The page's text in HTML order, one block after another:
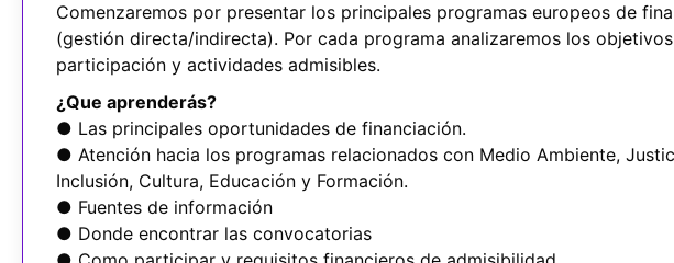
Comenzaremos por presentar los principales programas europeos de
(gestión directa/indirecta). Por cada programa analizaremos los
participación y actividades admisibles.
¿Que aprenderás?
● Las principales oportunidades de financiación.
● Atención hacia los programas relacionados con Medio Ambiente,
Inclusión, Cultura, Educación y Formación.
● Fuentes de información
● Donde encontrar las convocatorias